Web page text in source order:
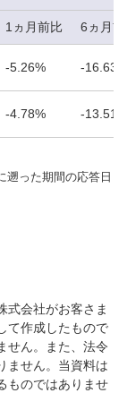
1ヵ月前比 6ヵ月
-5.26% -16.63%
-4.78% -13.51%
遡った期間の応答日
式会社がお客さま
て作成したもので
せん。また、法令
ません。当資料は
ものではありませ